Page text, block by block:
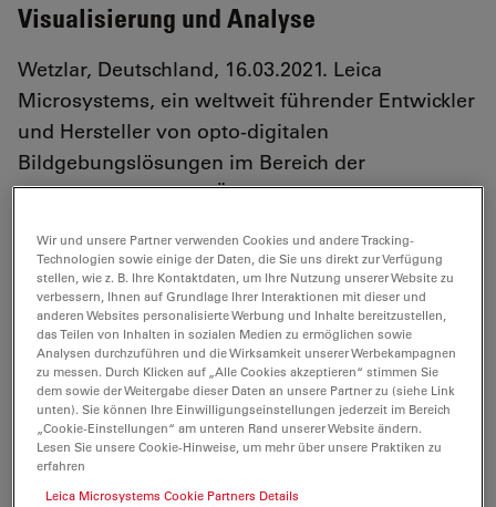
Visualisierung und Analyse
Wetzlar, Deutschland, 16.03.2021. Leica
Microsystems, ein weltweit führender Entwickler
und Hersteller von opto-digitalen
Bildgebungslösungen im Bereich der
Mikroskopie, hat die Übernahme einzelner
SVision LLC bekannt gegeben, darunter die
Softwarelösung Aivia.
Aivia ist eine auf Künstlicher Intelligenz (KI) beruhende,
innovative Lösung für Visualisierung, Analyse und
Interpretation von Bilddaten. Sie umfasst eine breite
Wir und unsere Partner verwenden Cookies und andere Tracking-
Technologien sowie einige der Daten, die Sie uns direkt zur Verfügung
stellen, wie z. B. Ihre Kontaktdaten, um Ihre Nutzung unserer Website zu
verbessern, Ihnen auf Grundlage Ihrer Interaktionen mit dieser und
anderen Websites personalisierte Werbung und Inhalte bereitzustellen,
das Teilen von Inhalten in sozialen Medien zu ermöglichen sowie
Analysen durchzuführen und die Wirksamkeit unserer Werbekampagnen
zu messen. Durch Klicken auf „Alle Cookies akzeptieren“ stimmen Sie
dem sowie der Weitergabe dieser Daten an unsere Partner zu (siehe Link
unten). Sie können Ihre Einwilligungseinstellungen jederzeit im Bereich
„Cookie-Einstellungen“ am unteren Rand unserer Website ändern.
Lesen Sie unsere Cookie-Hinweise, um mehr über unsere Praktiken zu
erfahren
Leica Microsystems Cookie Partners Details